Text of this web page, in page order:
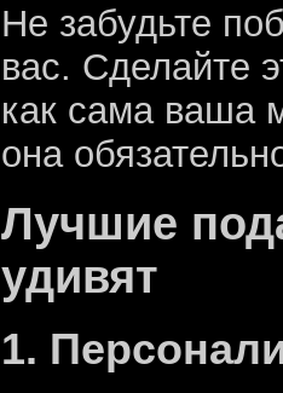
Не забудьте
вас. Сделайте
как сама ваша
она
Лучшие
удивят
1.